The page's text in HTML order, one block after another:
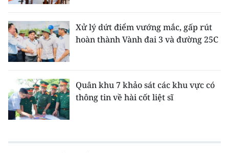
Xử lý dứt điểm vướng mắc, gấp rút
hoàn thành Vành đai 3 và đường 25C
Quân khu 7 khảo sát các khu vực có
thông tin về hài cốt liệt sĩ